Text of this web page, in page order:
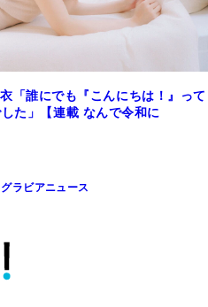
「誰にでも『こんにちは！』って
た」【連載 なんで令和に
グラビアニュース